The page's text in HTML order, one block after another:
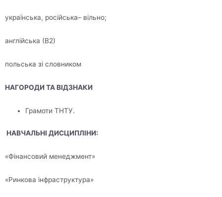
українська, російська– вільно;
англійська (В2)
польська зі словником
НАГОРОДИ ТА ВІДЗНАКИ
Грамоти ТНТУ.
НАВЧАЛЬНІ ДИСЦИПЛІНИ:
«Фінансовий менеджмент»
«Ринкова інфраструктура»